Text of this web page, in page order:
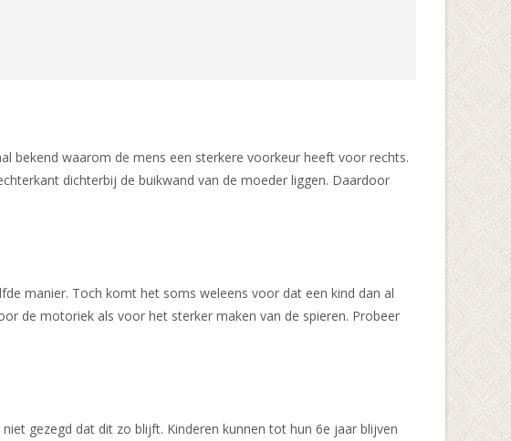
bekend waarom de mens een sterkere voorkeur heeft voor rechts.
dichterbij de buikwand van de moeder liggen. Daardoor
manier. Toch komt het soms weleens voor dat een kind dan al
de motoriek als voor het sterker maken van de spieren. Probeer
gezegd dat dit zo blijft. Kinderen kunnen tot hun 6e jaar blijven